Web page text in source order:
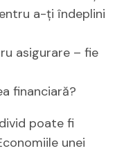
a-ți îndeplini
asigurare – fie
financiară?
poate fi
unei